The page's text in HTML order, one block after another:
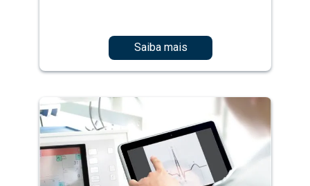
Saiba mais